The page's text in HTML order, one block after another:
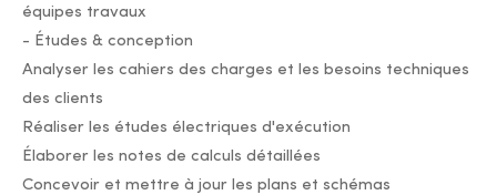
équipes travaux
- Études & conception
Analyser les cahiers des charges et les besoins techniques
des clients
Réaliser les études électriques d'exécution
Élaborer les notes de calculs détaillées
Concevoir et mettre à jour les plans et schémas